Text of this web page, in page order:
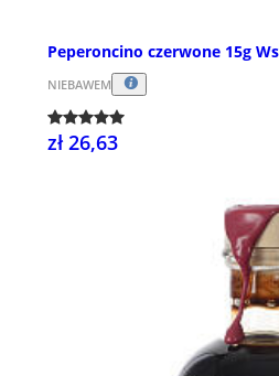
Peperoncino czerwone 15g
NIEBAWEM
zł 26,63